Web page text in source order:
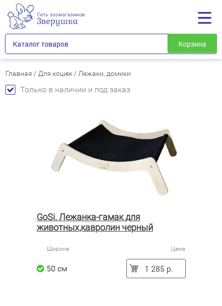
Каталог товаров Корзина
Главная / Для кошек / Лежаки, домики
Только в наличии и под заказ
GoSi. Лежанка-гамак для
животных,кавролин черный
Ширина Цена
50 см 1 285 р.